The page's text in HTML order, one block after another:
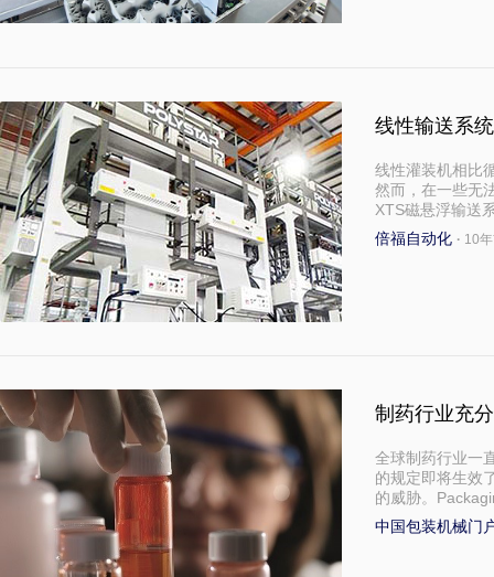
线性输送系
线性灌装机相比
然而，在一些无
XTS磁悬浮输送
倍福自动化 · 10
制药行业充
全球制药行业一
的规定即将生效
的威胁。
中国包装机械门